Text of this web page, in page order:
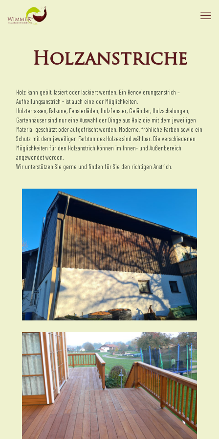
Holzanstriche
Holz kann geölt, lasiert oder lackiert werden. Ein Renovierungsanstrich –
Aufhellungsanstrich - ist auch eine der Möglichkeiten.
Holzterrassen, Balkone, Fensterläden, Holzfenster, Geländer, Holzschalungen,
Gartenhäuser sind nur eine Auswahl der Dinge aus Holz die mit dem jeweiligen
Material geschützt oder aufgefrischt werden. Moderne, fröhliche Farben sowie ein
Schutz mit dem jeweiligen Farbton des Holzes sind wählbar. Die verschiedenen
Möglichkeiten für den Holzanstrich können im Innen- und Außenbereich
angewendet werden.
Wir unterstützen Sie gerne und finden für Sie den richtigen Anstrich.